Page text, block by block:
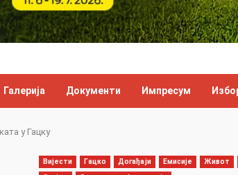
Галерија Документи Импресум
у Гацку
Вијести Гацко Догађаји Емисије Живот